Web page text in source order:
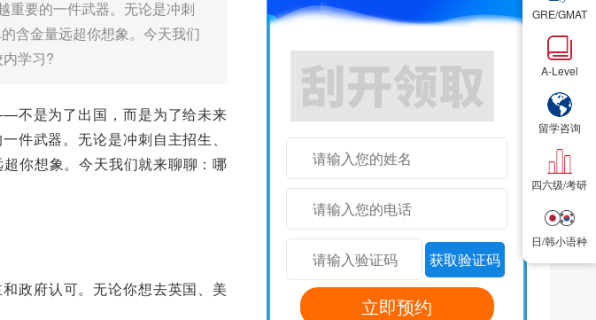
重要的一件武器。无论是冲刺
含金量远超你想象。今天我们
学习?
不是为了出国，而是为了给未来
件武器。无论是冲刺自主招生、
你想象。今天我们就来聊聊：哪
政府认可。无论你想去英国、美
全真模考1次
获取验证码
立即预约
GRE/GMAT
A-Level
留学咨询
四六级/考研
日/韩小语种
GRE/GMAT
A-Level
留学咨询
四六级/考研
日/韩小语种